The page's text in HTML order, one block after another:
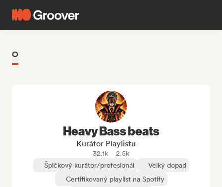
O
Heavy Bass beats
Kurátor Playlistu
32.1k
2.5k
Špičkový kurátor/profesionál
Velký dopad
Certifikovaný playlist na Spotify